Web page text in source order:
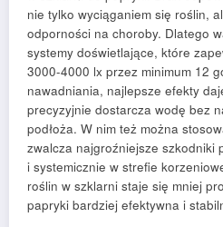
nie tylko wyciąganiem się roślin,
odporności na choroby. Dlatego
systemy doświetlające, które
3000-4000 lx przez minimum 12
nawadniania, najlepsze efekty
precyzyjnie dostarcza wodę bez
podłoża. W nim też można
zwalcza najgroźniejsze szkodniki
i systemicznie w strefie
roślin w szklarni staje się mniej
papryki bardziej efektywna i